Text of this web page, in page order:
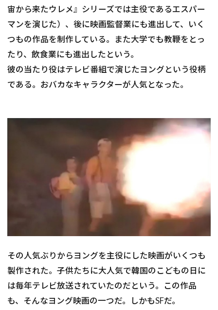
宙から来たウレメ』シリーズでは主役であるエスパー
マンを演じた）、後に映画監督業にも進出して、いく
つもの作品を制作している。また大学でも教鞭をとっ
たり、飲食業にも進出したという。
彼の当たり役はテレビ番組で演じたヨングという役柄
である。おバカなキャラクターが人気となった。
その人気ぶりからヨングを主役にした映画がいくつも
製作された。子供たちに大人気で韓国のこどもの日に
は毎年テレビ放送されていたのだという。この作品
も、そんなヨング映画の一つだ。しかもSFだ。